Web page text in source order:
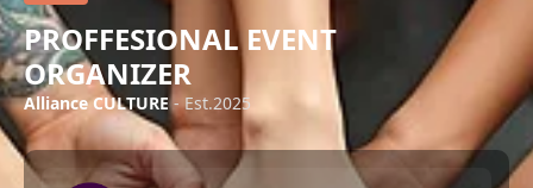
PROFFESIONAL EVENT
ORGANIZER
Alliance CULTURE- Est.2025